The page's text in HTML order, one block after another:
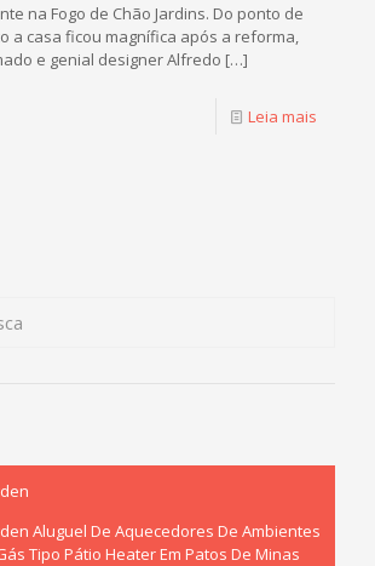
na Fogo de Chão Jardins. Do ponto de
a casa ficou magnífica após a reforma,
e genial designer Alfredo […]
Leia mais
Aluguel De Aquecedores De Ambientes
Tipo Pátio Heater Em Patos De Minas